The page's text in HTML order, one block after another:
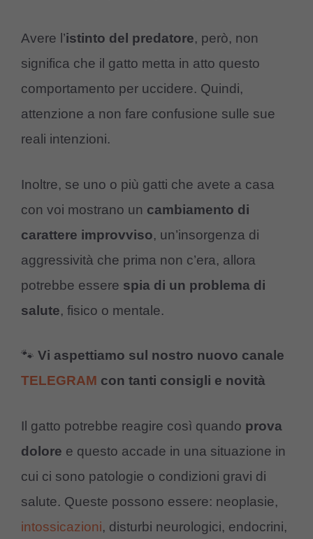
Avere l’istinto del predatore, però, non
significa che il gatto metta in atto questo
comportamento per uccidere. Quindi,
attenzione a non fare confusione sulle sue
reali intenzioni.
Inoltre, se uno o più gatti che avete a casa
con voi mostrano un cambiamento di
carattere improvviso, un’insorgenza di
aggressività che prima non c’era, allora
potrebbe essere spia di un problema di
salute, fisico o mentale.
🐾 Vi aspettiamo sul nostro nuovo canale
TELEGRAM con tanti consigli e novità
Il gatto potrebbe reagire così quando prova
dolore e questo accade in una situazione in
cui ci sono patologie o condizioni gravi di
salute. Queste possono essere: neoplasie,
intossicazioni, disturbi neurologici, endocrini,